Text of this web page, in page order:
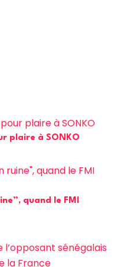
plaire à SONKO
quand le FMI